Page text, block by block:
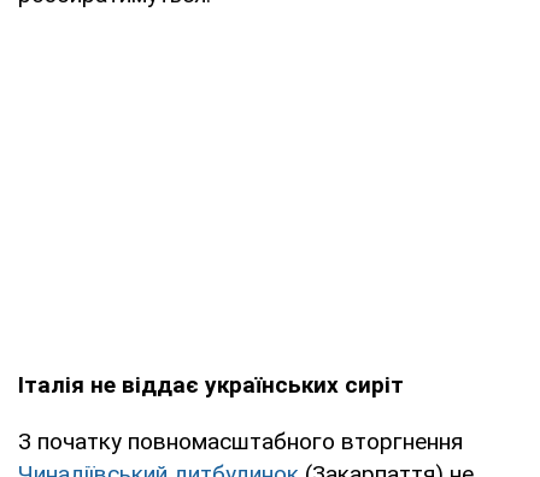
Італія не віддає українських сиріт
З початку повномасштабного вторгнення